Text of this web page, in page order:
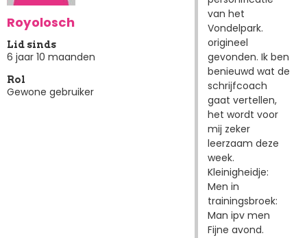
Royolosch
Lid sinds
6 jaar 10 maanden
Rol
Gewone gebruiker
van het
Vondelpark.
origineel
gevonden. Ik ben
benieuwd wat de
schrijfcoach
gaat vertellen,
het wordt voor
mij zeker
leerzaam deze
week.
Kleinigheidje:
Men in
trainingsbroek:
Man ipv men
Fijne avond.